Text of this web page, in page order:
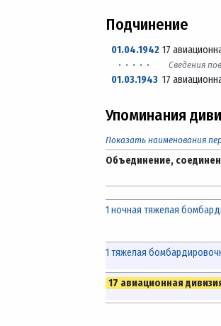
Подчинение
01.04.194217
· · · · ·
Сведения
01.03.194317
Упоминания
Показать наименования
Объединение,
1 ночная тяжелая
1 тяжелая
17 авиационная